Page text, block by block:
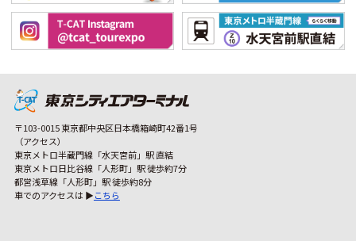
〒103-0015 東京都中央区日本橋箱崎町42番1号
（アクセス）
東京メトロ半蔵門線「水天宮前」駅 直結
東京メトロ日比谷線「人形町」駅 徒歩約7分
都営浅草線「人形町」駅 徒歩約8分
車でのアクセスは ▶こちら